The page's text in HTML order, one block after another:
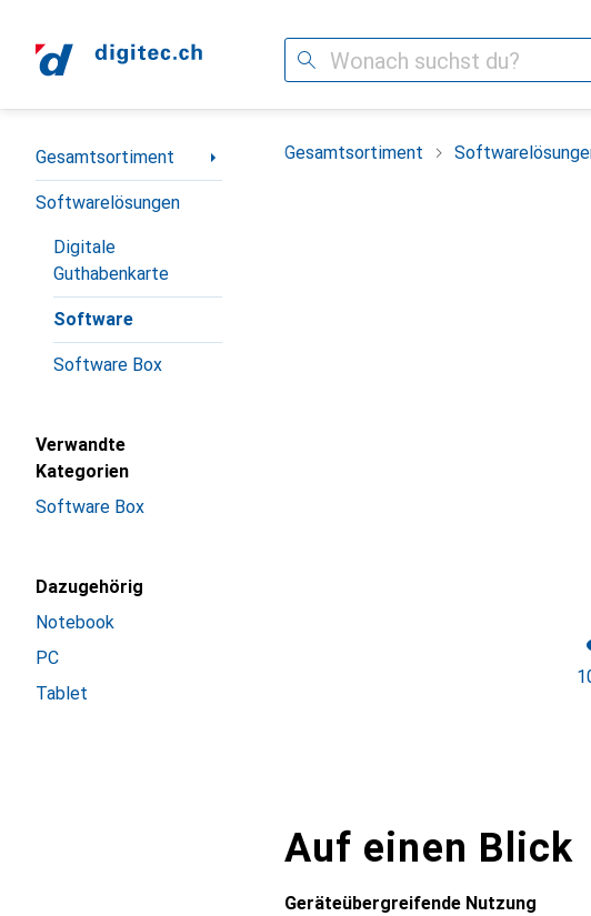
Suche
Navigation nach Kategorien
Gesamtsortiment
Softwarelösungen
Digitale
Guthabenkarte
Software
Software Box
Verwandte
Kategorien
Software Box
Dazugehörig
Notebook
PC
Tablet
Gesamtsortiment
Auf einen Blick
Geräteübergreifende Nutzung